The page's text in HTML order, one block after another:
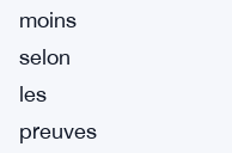
moins
selon
les
preuves